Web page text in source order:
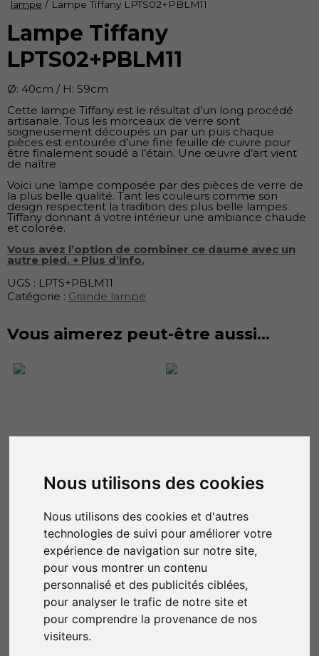
Nous utilisons des cookies
Nous utilisons des cookies et d'autres
technologies de suivi pour améliorer votre
expérience de navigation sur notre site,
pour vous montrer un contenu
personnalisé et des publicités ciblées,
pour analyser le trafic de notre site et
pour comprendre la provenance de nos
visiteurs.
lampe / Lampe Tiffany LPTS02+PBLM11
Lampe Tiffany
LPTS02+PBLM11
Ø: 40cm / H: 59cm
Cette lampe Tiffany est le résultat d’un long procédé
artisanale. Tous les morceaux de verre sont
soigneusement découpés un par un puis chaque
pièces est entourée d’une fine feuille de cuivre pour
être finalement soudé a l’étain. Une œuvre d’art vient
de naître
Voici une lampe composée par des pièces de verre de
la plus belle qualité. Tant les couleurs comme son
design respectent la tradition des plus belle lampes
Tiffany donnant á votre intérieur une ambiance chaude
et colorée.
Vous avez l’option de combiner ce daume avec un
autre pied. + Plus d’info.
UGS : LPTS+PBLM11
Catégorie : Grande lampe
Vous aimerez peut-être aussi…
Lampe Tiffany LPC02-
BLAF
196,00€
Ajouter au panier
Suspension Tiffany
LPTS02+C1
5.00
sur 5
172,94€–191,05
Choix des options